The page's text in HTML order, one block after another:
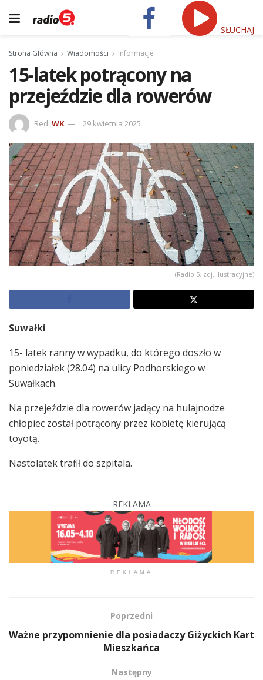
SŁUCHAJ
Strona Główna Wiadomości Informacje
15-latek potrącony na
przejeździe dla rowerów
Red. WK 29 kwietnia 2025
(Radio 5, zdj. ilustracyjne)
Suwałki
15- latek ranny w wypadku, do którego doszło w
poniedziałek (28.04) na ulicy Podhorskiego w
Suwałkach.
Na przejeździe dla rowerów jadący na hulajnodze
chłopiec został potrącony przez kobietę kierującą
toyotą.
Nastolatek trafił do szpitala.
REKLAMA
REKLAMA
Poprzedni
Ważne przypomnienie dla posiadaczy Giżyckich Kart
Mieszkańca
Następny